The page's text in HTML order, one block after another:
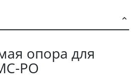
опора для
РО